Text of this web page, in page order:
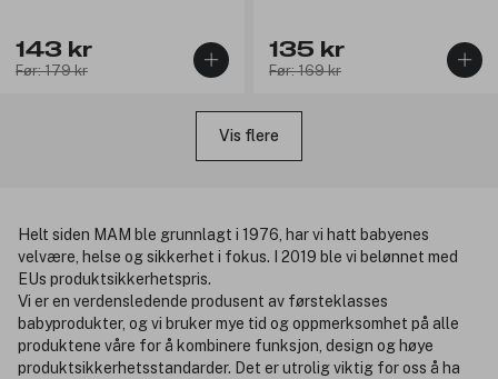
143 kr
Før: 179 kr
135 kr
Før: 169 kr
Vis flere
Helt siden MAM ble grunnlagt i 1976, har vi hatt babyenes
velvære, helse og sikkerhet i fokus. I 2019 ble vi belønnet med
EUs produktsikkerhetspris.
Vi er en verdensledende produsent av førsteklasses
babyprodukter, og vi bruker mye tid og oppmerksomhet på alle
produktene våre for å kombinere funksjon, design og høye
produktsikkerhetsstandarder. Det er utrolig viktig for oss å ha